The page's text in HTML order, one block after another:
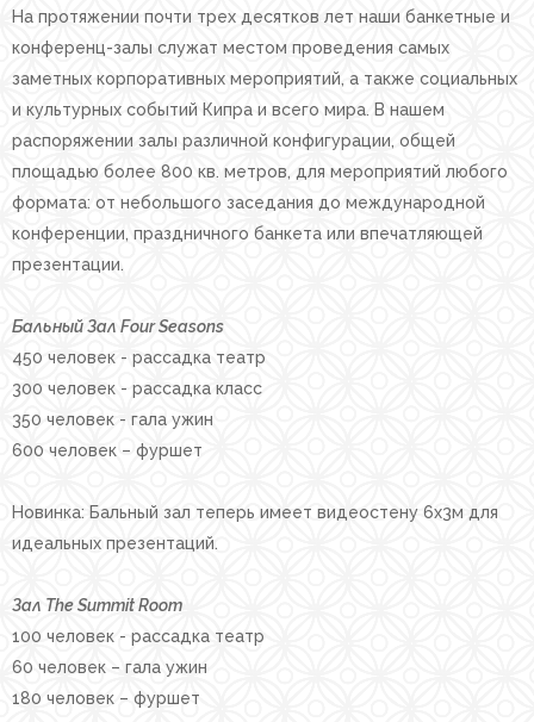
На протяжении почти трех десятков лет наши банкетные и
конференц-залы служат местом проведения самых
заметных корпоративных мероприятий, а также социальных
и культурных событий Кипра и всего мира. В нашем
распоряжении залы различной конфигурации, общей
площадью более 800 кв. метров, для мероприятий любого
формата: от небольшого заседания до международной
конференции, праздничного банкета или впечатляющей
презентации.
Бальный Зал Four Seasons
450 человек - рассадка театр
300 человек - рассадка класс
350 человек - гала ужин
600 человек – фуршет
Новинка: Бальный зал теперь имеет видеостену 6х3м для
идеальных презентаций.
Зал The Summit Room
100 человек - рассадка театр
60 человек – гала ужин
180 человек – фуршет